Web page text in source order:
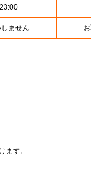
ません
ます。